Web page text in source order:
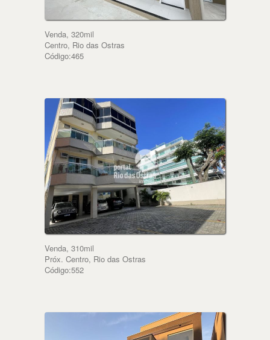
Venda, 320mil
Centro, Rio das Ostras
Código:465
Venda, 310mil
Próx. Centro, Rio das Ostras
Código:552